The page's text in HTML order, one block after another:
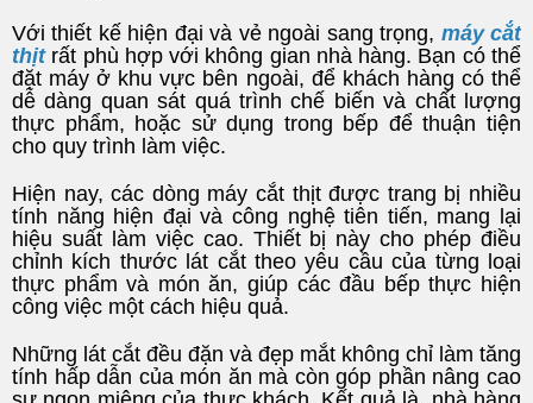
Với thiết kế hiện đại và vẻ ngoài sang trọng, máy cắt
thịtrất phù hợp với không gian nhà hàng. Bạn có thể
đặt máy ở khu vực bên ngoài, để khách hàng có thể
dễ dàng quan sát quá trình chế biến và chất lượng
thực phẩm, hoặc sử dụng trong bếp để thuận tiện
cho quy trình làm việc.
Hiện nay, các dòng máy cắt thịt được trang bị nhiều
tính năng hiện đại và công nghệ tiên tiến, mang lại
hiệu suất làm việc cao. Thiết bị này cho phép điều
chỉnh kích thước lát cắt theo yêu cầu của từng loại
thực phẩm và món ăn, giúp các đầu bếp thực hiện
công việc một cách hiệu quả.
Những lát cắt đều đặn và đẹp mắt không chỉ làm tăng
tính hấp dẫn của món ăn mà còn góp phần nâng cao